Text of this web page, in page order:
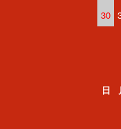
30
日